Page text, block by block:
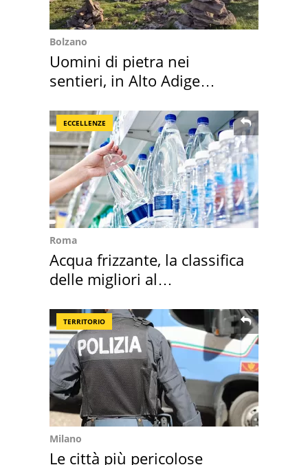
Bolzano
Uomini di pietra nei
sentieri, in Alto Adige
ECCELLENZE
Roma
Acqua frizzante, la classifica
delle migliori al
TERRITORIO
Milano
Le città più pericolose